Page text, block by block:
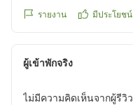
รายงาน มีประโยชน์
ผู้เข้าพักจริง
ไม่มีความคิดเห็นจากผู้รีวิว